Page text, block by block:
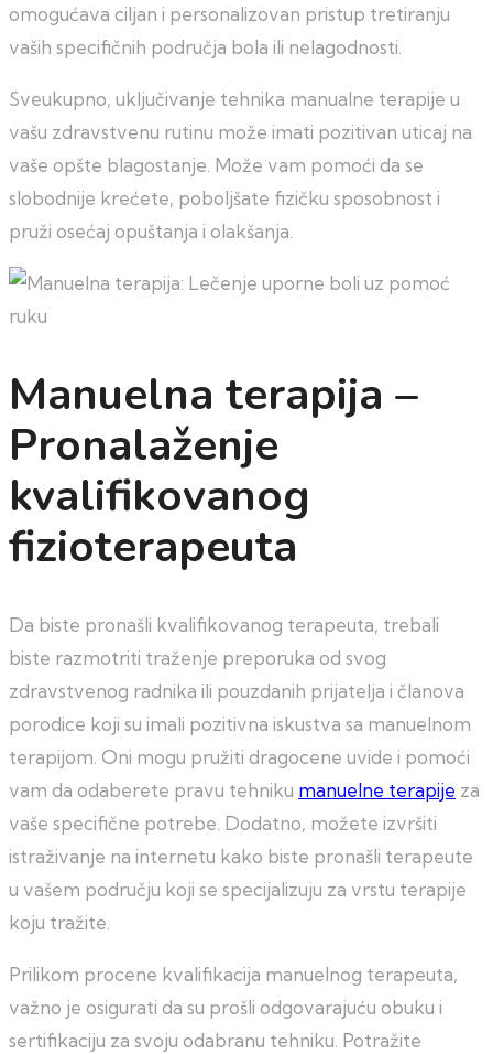
omogućava ciljan i personalizovan pristup tretiranju
vaših specifičnih područja bola ili nelagodnosti.
Sveukupno, uključivanje tehnika manualne terapije u
vašu zdravstvenu rutinu može imati pozitivan uticaj na
vaše opšte blagostanje. Može vam pomoći da se
slobodnije krećete, poboljšate fizičku sposobnost i
pruži osećaj opuštanja i olakšanja.
Manuelna terapija –
Pronalaženje
kvalifikovanog
fizioterapeuta
Da biste pronašli kvalifikovanog terapeuta, trebali
biste razmotriti traženje preporuka od svog
zdravstvenog radnika ili pouzdanih prijatelja i članova
porodice koji su imali pozitivna iskustva sa manuelnom
terapijom. Oni mogu pružiti dragocene uvide i pomoći
vam da odaberete pravu tehniku manuelne terapije za
vaše specifične potrebe. Dodatno, možete izvršiti
istraživanje na internetu kako biste pronašli terapeute
u vašem području koji se specijalizuju za vrstu terapije
koju tražite.
Prilikom procene kvalifikacija manuelnog terapeuta,
važno je osigurati da su prošli odgovarajuću obuku i
sertifikaciju za svoju odabranu tehniku. Potražite